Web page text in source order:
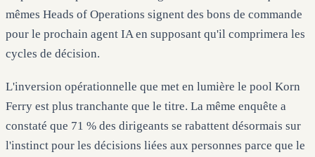
mêmes Heads of Operations signent des bons de commande
pour le prochain agent IA en supposant qu'il comprimera les
cycles de décision.
L'inversion opérationnelle que met en lumière le pool Korn
Ferry est plus tranchante que le titre. La même enquête a
constaté que 71 % des dirigeants se rabattent désormais sur
l'instinct pour les décisions liées aux personnes parce que le